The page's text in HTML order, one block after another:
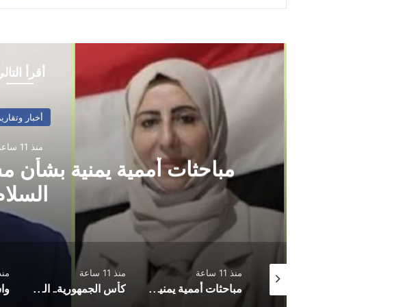
أقرأ
أخبار وتقارير
منذ 11 ساعة
كأس الجمهورية.. المكلا
دور الـ16
منذ 11 ساعة
كأس الجمهورية.. المكلا يُكمل عقد الفرق المتأهلة إلى دور الـ16
منذ 12 ساعة
واشنطن تخفض تمثيلها الدبلوماسي لدى اليمن بعد مغادرة فاجن
منذ 12